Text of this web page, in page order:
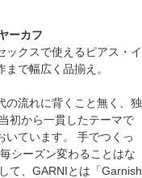
ーカフ
ックスで使えるピアス・イ
で幅広く品揃え。
の流れに背くこと無く、独
初から一貫したテーマで
いています。 手でつくっ
シーズン変わることはな
て、GARNIとは「Garnish